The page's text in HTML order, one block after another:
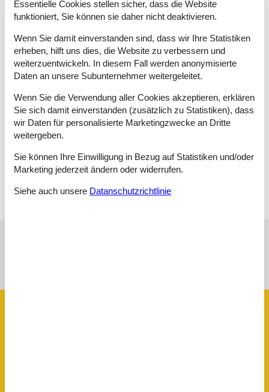
Schlafzimmer
Doppelbett - 140x200
Einzelbett - 90x200
Schlafzimmer
Einzelbett - 90x200
Doppelbett - 140x200
Schlafzimmer
Doppelbett - 160x200
Essentielle Cookies stellen sicher, dass die Website
funktioniert, Sie können sie daher nicht deaktivieren.
Wenn Sie damit einverstanden sind, dass wir Ihre Statistiken
erheben, hilft uns dies, die Website zu verbessern und
weiterzuentwickeln. In diesem Fall werden anonymisierte
Daten an unsere Subunternehmer weitergeleitet.
Wenn Sie die Verwendung aller Cookies akzeptieren, erklären
Sie sich damit einverstanden (zusätzlich zu Statistiken), dass
wir Daten für personalisierte Marketingzwecke an Dritte
weitergeben.
Sie können Ihre Einwilligung in Bezug auf Statistiken und/oder
Marketing jederzeit ändern oder widerrufen.
Siehe auch unsere Datanschutzrichtlinie